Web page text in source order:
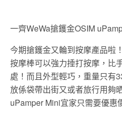
一齊WeWa搶鑊金OSIM
今期搶鑊金又輪到按摩產品啦
按摩棒可以強力捶打按摩，比
處！而且外型輕巧，重量只有
放係袋帶出街又或者旅行用夠
uPamper Mini宜家只需要優惠